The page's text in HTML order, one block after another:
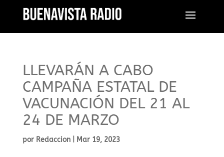
LLEVARÁN A CABO
CAMPAÑA ESTATAL DE
VACUNACIÓN DEL 21 AL
24 DE MARZO
por Redaccion| Mar 19, 2023